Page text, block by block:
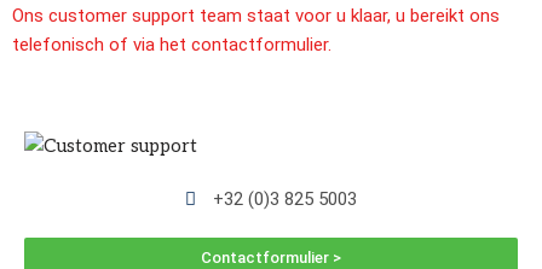
Ons customer support team staat voor u klaar, u bereikt ons
telefonisch of via het contactformulier.
+32 (0)3 825 5003
Contactformulier >